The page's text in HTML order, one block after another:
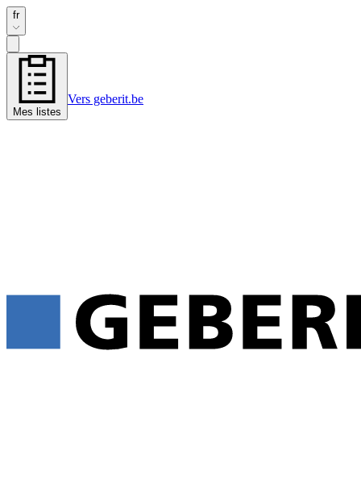
fr
Mes listes
Vers geberit.be